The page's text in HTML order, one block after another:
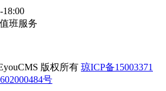
18:00
班服务
版权所有 琼ICP备15003371
号